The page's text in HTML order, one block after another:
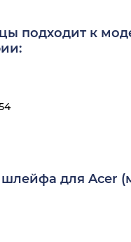
подходит к
для Acer